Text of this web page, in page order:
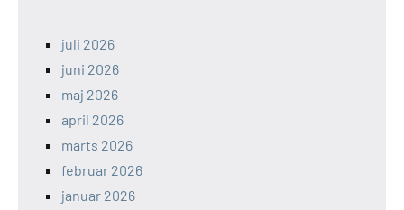
juli 2026
juni 2026
maj 2026
april 2026
marts 2026
februar 2026
januar 2026